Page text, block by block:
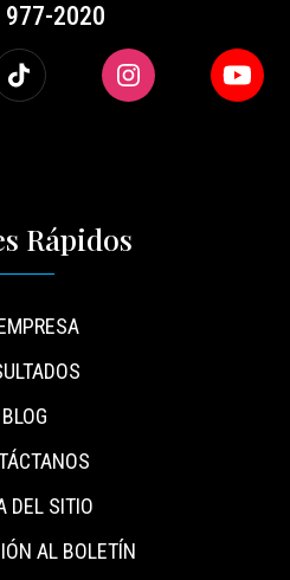
2020
Rápidos
BLOG
DEL SITIO
AL BOLETÍN